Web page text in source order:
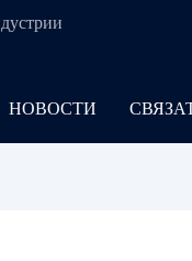
НОВОСТИ